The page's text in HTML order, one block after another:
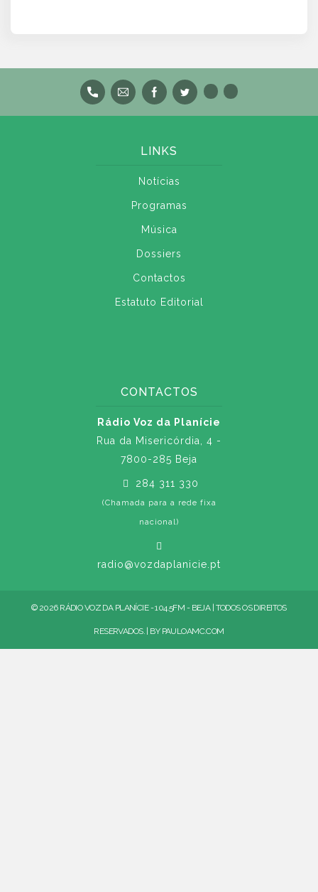
LINKS
Notícias
Programas
Música
Dossiers
Contactos
Estatuto Editorial
CONTACTOS
Rádio Voz da Planície
Rua da Misericórdia, 4 -
7800-285 Beja
284 311 330
(Chamada para a rede fixa
nacional)
radio@vozdaplanicie.pt
© 2026 RÁDIO VOZ DA PLANÍCIE - 104.5FM - BEJA | TODOS OS DIREITOS
RESERVADOS. | BY PAULOAMC.COM